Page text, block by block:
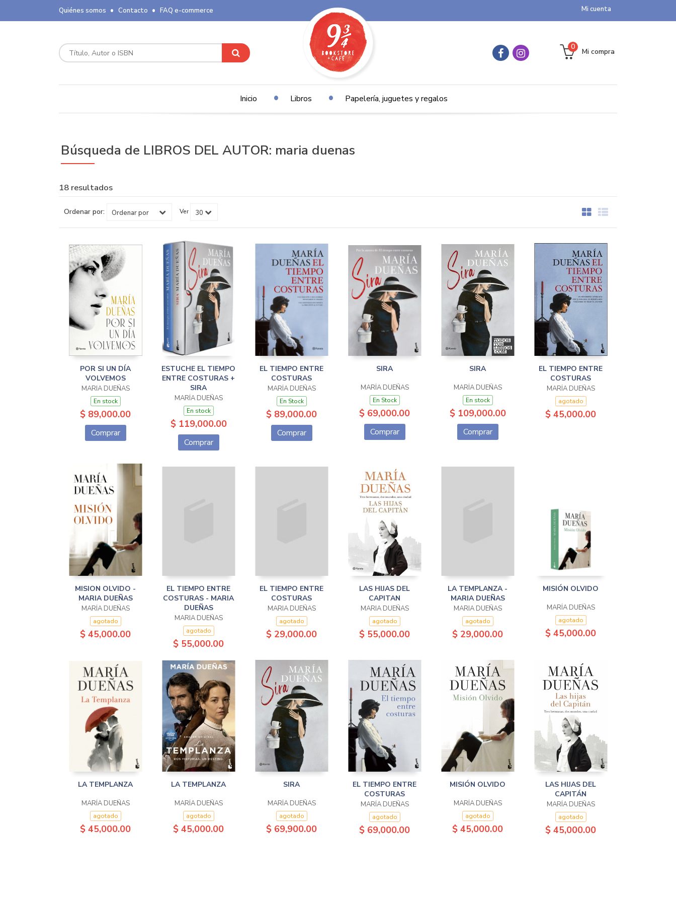
Mi cuenta
Quiénes somos Contacto FAQ e-commerce
Mi compra
0
Inicio Libros Papelería, juguetes y regalos
Búsqueda de LIBROS DEL AUTOR: maria duenas
18 resultados
Ordenar por: Ver
POR SI UN DÍA
VOLVEMOS
MARIA DUEÑAS
En stock
$ 89,000.00
Comprar
ESTUCHE EL TIEMPO
ENTRE COSTURAS +
SIRA
MARÍA DUEÑAS
En stock
$ 119,000.00
Comprar
EL TIEMPO ENTRE
COSTURAS
MARÍA DUEÑAS
En Stock
$ 89,000.00
Comprar
SIRA
MARÍA DUEÑAS
En Stock
$ 69,000.00
Comprar
SIRA
MARÍA DUEÑAS
En stock
$ 109,000.00
Comprar
EL TIEMPO ENTRE
COSTURAS
MARÍA DUEÑAS
agotado
$ 45,000.00
MISION OLVIDO -
MARIA DUEÑAS
MARÍA DUEÑAS
agotado
$ 45,000.00
EL TIEMPO ENTRE
COSTURAS - MARIA
DUEÑAS
MARIA DUEÑAS
agotado
$ 55,000.00
EL TIEMPO ENTRE
COSTURAS
MARIA DUEÑAS
agotado
$ 29,000.00
LAS HIJAS DEL
CAPITAN
MARIA DUEÑAS
agotado
$ 55,000.00
LA TEMPLANZA -
MARIA DUEÑAS
MARIA DUEÑAS
agotado
$ 29,000.00
MISIÓN OLVIDO
MARÍA DUEÑAS
agotado
$ 45,000.00
LA TEMPLANZA
MARÍA DUEÑAS
agotado
$ 45,000.00
LA TEMPLANZA
MARÍA DUEÑAS
agotado
$ 45,000.00
SIRA
MARÍA DUEÑAS
agotado
$ 69,900.00
EL TIEMPO ENTRE
COSTURAS
MARÍA DUEÑAS
agotado
$ 69,000.00
MISIÓN OLVIDO
MARÍA DUEÑAS
agotado
$ 45,000.00
LAS HIJAS DEL
CAPITÁN
MARÍA DUEÑAS
agotado
$ 45,000.00